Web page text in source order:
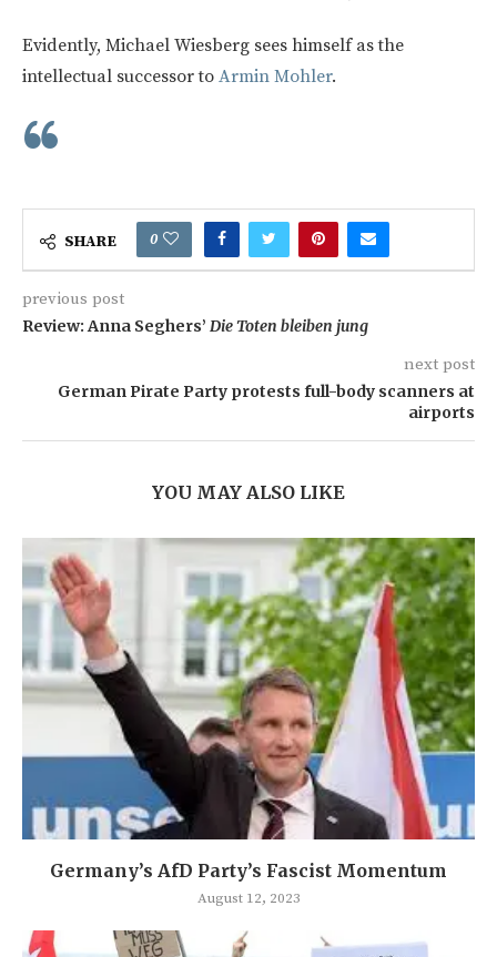
Evidently, Michael Wiesberg sees himself as the
intellectual successor to Armin Mohler.
SHARE 0
previous post
Review: Anna Seghers’ Die Toten bleiben jung
next post
German Pirate Party protests full-body scanners at
airports
YOU MAY ALSO LIKE
Germany’s AfD Party’s Fascist Momentum
August 12, 2023